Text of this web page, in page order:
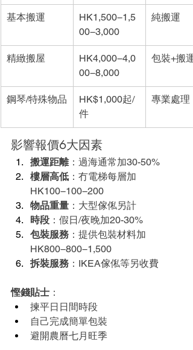
基本搬運
HK1,500−1,5
00−3,000
純搬運
精緻搬屋
HK4,000−4,0
00−8,000
包裝+搬運
鋼琴/特殊物品
HK$1,000起/
件
專業處理
影響報價6大因素
搬運距離：過海通常加30-50%
樓層高低 ：冇電梯每層加
HK100−100−200
物品重量 ：大型傢俬另計
時段 ：假日/夜晚加20-30%
包裝服務 ：提供包裝材料加
HK800−800−1,500
拆裝服務 ：IKEA傢俬等另收費
慳錢貼士 ：
揀平日日間時段
自己完成簡單包裝
避開農曆七月旺季